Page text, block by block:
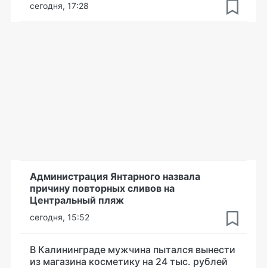
сегодня, 17:28
Администрация Янтарного назвала
причину повторных сливов на
Центральный пляж
сегодня, 15:52
В Калининграде мужчина пытался вынести
из магазина косметику на 24 тыс. рублей